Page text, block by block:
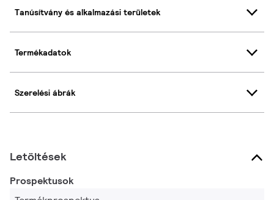
Tanúsítvány és alkalmazási területek
Termékadatok
Szerelési ábrák
Letöltések
Prospektusok